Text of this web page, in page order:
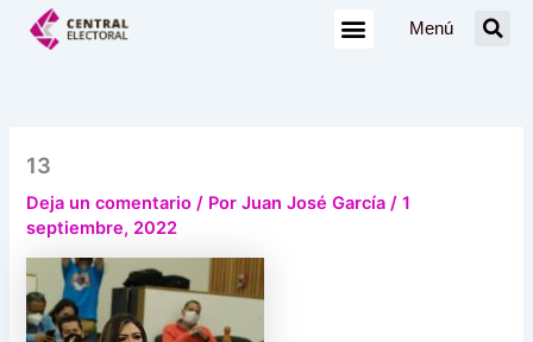
Menú
13
Deja un comentario / PorJuan José García/1
septiembre, 2022